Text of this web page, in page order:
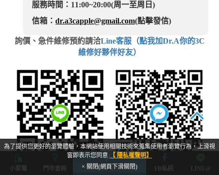
服務時間：11:00~20:00(周一至周日)
信箱：dr.a3capple@gmail.com(點擊發信)
詢價、急件維修預約請洽Line客服（點我加Dr.A你的3C
維修好夥伴好友）
加入官方LINE FB臉書私訊
小家電 門市查詢 立即預約 FB私訊 LINE@
為了提供您更好的瀏覽體驗，本網站使用相關技術來蒐集使用者瀏覽行為，上滑視
窗即表示您同意 【 隱私權聲明】
× 關閉(網頁下滑關閉)
TOP